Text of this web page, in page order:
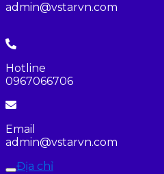
admin@vstarvn.com
Hotline
0967066706
Email
admin@vstarvn.com
Địa chỉ